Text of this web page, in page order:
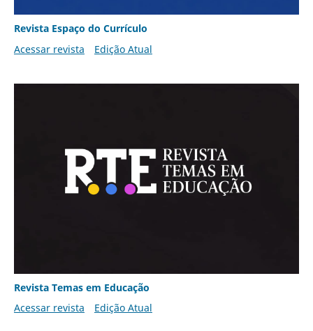
Revista Espaço do Currículo
Acessar revista
Edição Atual
Revista Temas em Educação
Acessar revista
Edição Atual